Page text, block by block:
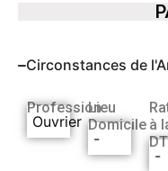
Circonstances de
Profession
Ouvrier
Lieu
Domicile
-
à
DT
-